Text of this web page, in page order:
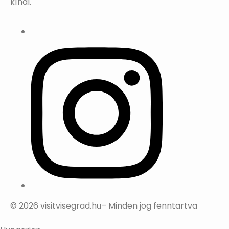
© 2026 visitvisegrad.hu– Minden jog fenntartva